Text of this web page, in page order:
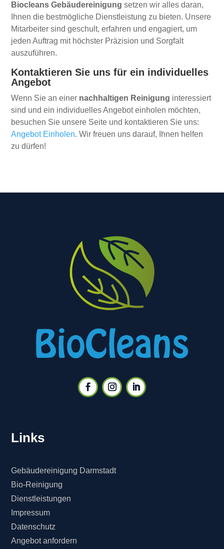
Biocleans Gebäudereinigung setzen wir alles daran,
Ihnen die bestmögliche Dienstleistung zu bieten. Unsere
Mitarbeiter sind geschult, erfahren und engagiert, um
jeden Auftrag mit höchster Präzision und Sorgfalt
auszuführen.
Kontaktieren Sie uns für ein individuelles
Angebot
Wenn Sie an einer nachhaltigen Reinigung interessiert
sind und ein individuelles Angebot einholen möchten,
besuchen Sie unsere Seite und kontaktieren Sie uns:
Angebot Einholen. Wir freuen uns darauf, Ihnen helfen
zu dürfen!
Links
Gebäudereinigung Darmstadt
Bio-Reinigung
Dienstleistungen
Impressum
Datenschutz
Angebot anfordern